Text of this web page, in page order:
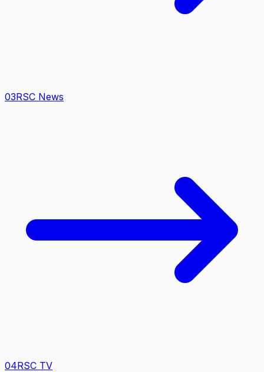
03RSC News
04RSC TV